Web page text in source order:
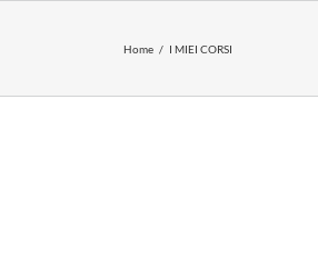
Home I MIEI CORSI